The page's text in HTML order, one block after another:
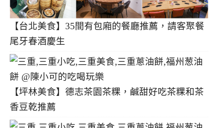
【台北美食】35間有包廂的餐廳推薦，請客聚餐
尾牙春酒慶生
【坪林美食】德志茶園茶粿，鹹甜好吃茶粿和茶
香豆乾推薦